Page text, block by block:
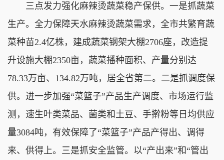
三点发力强化麻辣烫蔬菜稳产保供。一是抓蔬菜
生产。全力保障天水麻辣烫蔬菜需求，全市共繁育蔬
菜种苗2.4亿株，建成蔬菜钢架大棚2706座，改造提
升设施大棚2350亩，蔬菜播种面积、产量分别达
78.33万亩、134.82万吨，居全省第二。二是抓调度保
供。进一步加强“菜篮子”产品生产调度、市场运行监
测，速生叶类菜品、菌类和土豆、手擀粉等日均供应
量3084吨，有效保障了“菜篮子”产品产得出、调得
来、供得上。三是抓安全监管。以“产出来”和“管出